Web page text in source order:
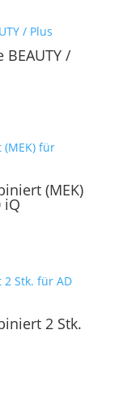
BEAUTY /
(MEK)
iQ
2 Stk.